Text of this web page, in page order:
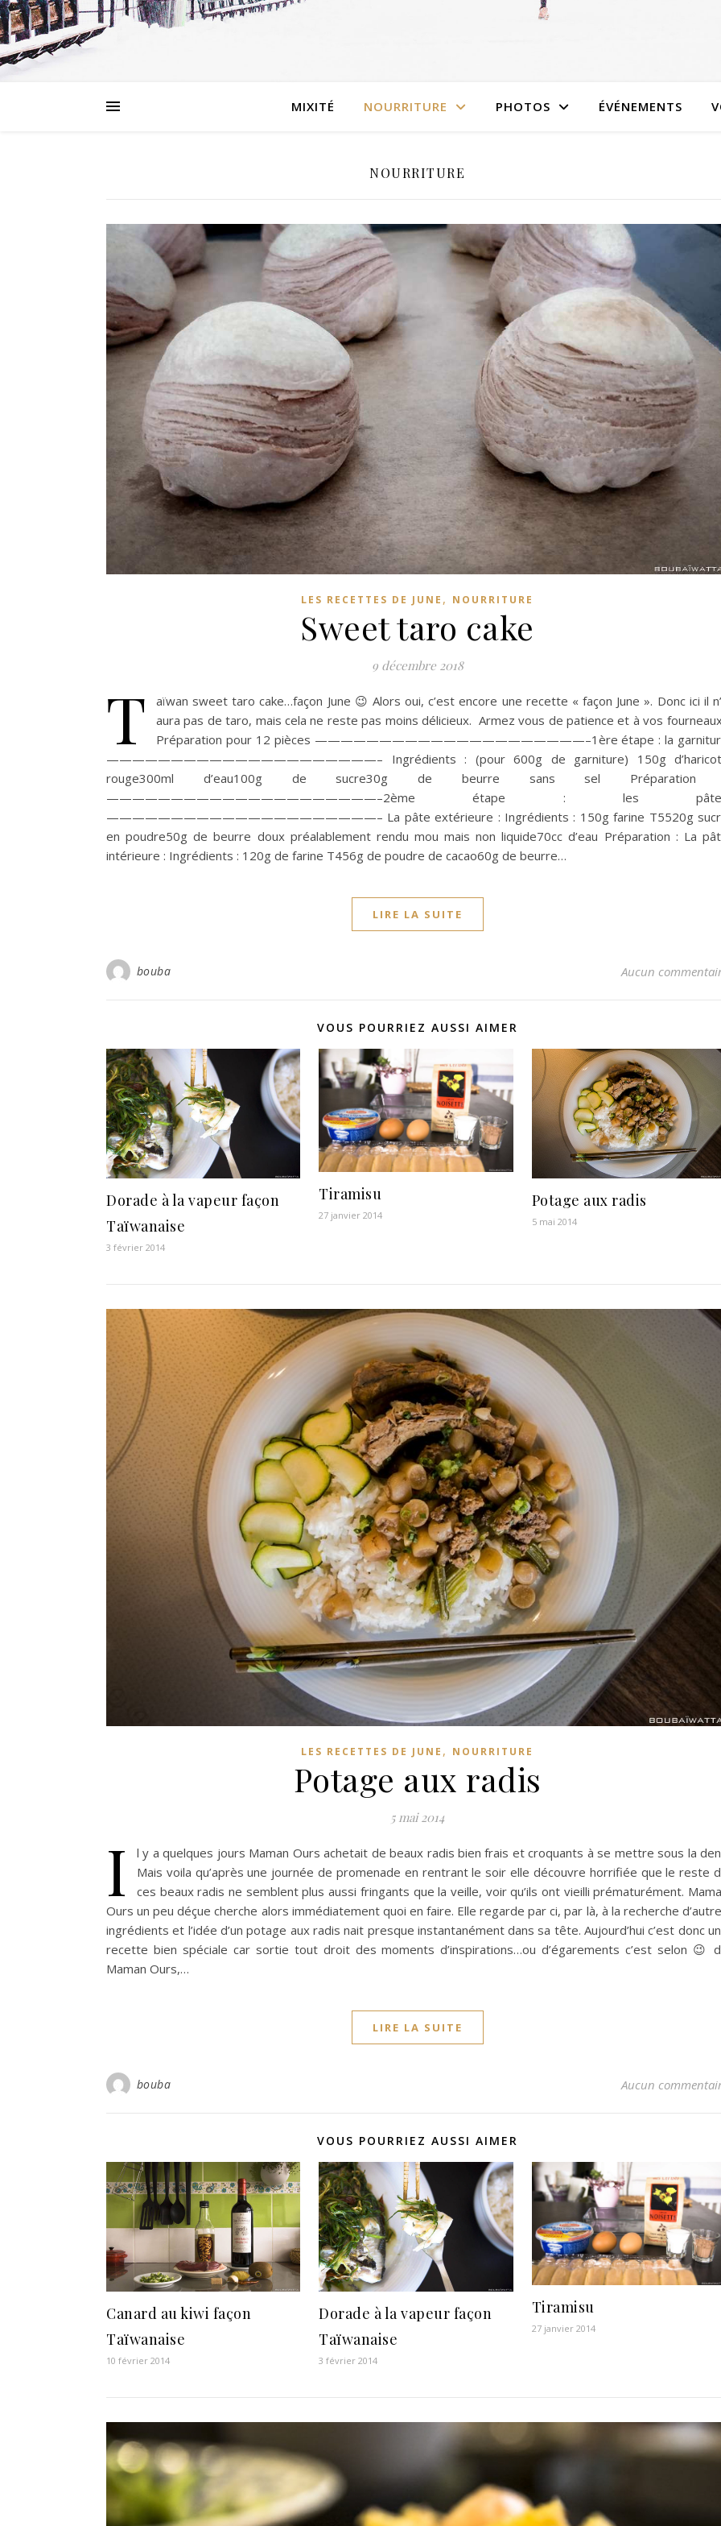
MIXITÉ NOURRITURE PHOTOS ÉVÉNEMENTS
NOURRITURE
LES RECETTES DE JUNE , NOURRITURE
Sweet taro cake
9 décembre 2018
T
aïwan sweet taro cake…façon June 😉 Alors oui, c’est encore une recette « façon June ». Donc ici il
aura pas de taro, mais cela ne reste pas moins délicieux. Armez vous de patience et à vos
Préparation pour 12 pièces —————————————————————–1ère étape : la
—————————————————————– Ingrédients : (pour 600g de garniture) 150g
rouge300ml d’eau100g de sucre30g de beurre sans sel Préparation
—————————————————————–2ème étape : les
—————————————————————– La pâte extérieure : Ingrédients : 150g farine T5520g
en poudre50g de beurre doux préalablement rendu mou mais non liquide70cc d’eau Préparation : La
intérieure : Ingrédients : 120g de farine T456g de poudre de cacao60g de beurre…
LIRE LA SUITE
bouba Aucun
VOUS POURRIEZ AUSSI AIMER
Dorade à la vapeur façon
Taïwanaise
3 février 2014
Tiramisu
27 janvier 2014
Potage aux radis
5 mai 2014
LES RECETTES DE JUNE , NOURRITURE
Potage aux radis
5 mai 2014
I
l y a quelques jours Maman Ours achetait de beaux radis bien frais et croquants à se mettre sous la
Mais voila qu’après une journée de promenade en rentrant le soir elle découvre horrifiée que le reste
ces beaux radis ne semblent plus aussi fringants que la veille, voir qu’ils ont vieilli prématurément.
Ours un peu déçue cherche alors immédiatement quoi en faire. Elle regarde par ci, par là, à la recherche
ingrédients et l’idée d’un potage aux radis nait presque instantanément dans sa tête. Aujourd’hui c’est donc
recette bien spéciale car sortie tout droit des moments d’inspirations…ou d’égarements c’est selon 😉
Maman Ours,…
LIRE LA SUITE
bouba Aucun
VOUS POURRIEZ AUSSI AIMER
Canard au kiwi façon
Taïwanaise
10 février 2014
Dorade à la vapeur façon
Taïwanaise
3 février 2014
Tiramisu
27 janvier 2014